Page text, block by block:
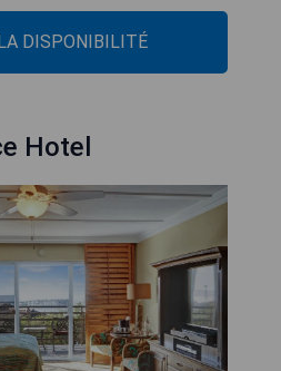
DISPONIBILITÉ
Hotel